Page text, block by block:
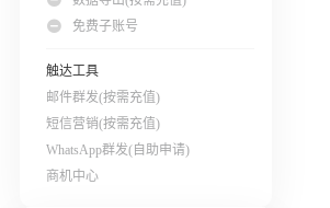
免费子账号
触达工具
邮件群发(按需充值)
短信营销(按需充值)
WhatsApp群发(自助申请)
商机中心